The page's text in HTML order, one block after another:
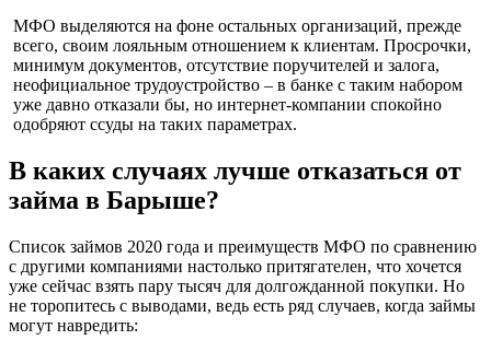
МФО выделяются на фоне остальных организаций, прежде
всего, своим лояльным отношением к клиентам. Просрочки,
минимум документов, отсутствие поручителей и залога,
неофициальное трудоустройство – в банке с таким набором
уже давно отказали бы, но интернет-компании спокойно
одобряют ссуды на таких параметрах.
В каких случаях лучше отказаться от
займа в Барыше?
Список займов 2020 года и преимуществ МФО по сравнению
с другими компаниями настолько притягателен, что хочется
уже сейчас взять пару тысяч для долгожданной покупки. Но
не торопитесь с выводами, ведь есть ряд случаев, когда займы
могут навредить: